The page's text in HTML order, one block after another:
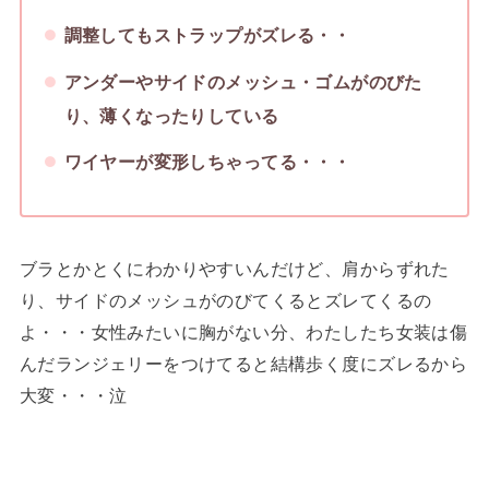
調整してもストラップがズレる・・
アンダーやサイドのメッシュ・ゴムがのびた
り、薄くなったりしている
ワイヤーが変形しちゃってる・・・
ブラとかとくにわかりやすいんだけど、肩からずれた
り、サイドのメッシュがのびてくるとズレてくるの
よ・・・女性みたいに胸がない分、わたしたち女装は傷
んだランジェリーをつけてると結構歩く度にズレるから
大変・・・泣